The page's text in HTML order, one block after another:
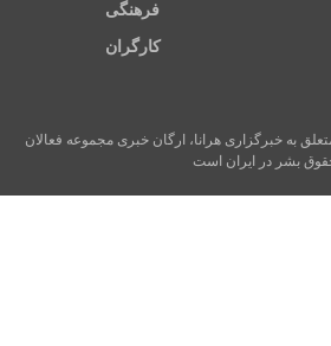
فرهنگی
کارگران
متعلق به خبرگزاری هرانا، ارگان خبری مجموعه فعالان
بشر در ایران است